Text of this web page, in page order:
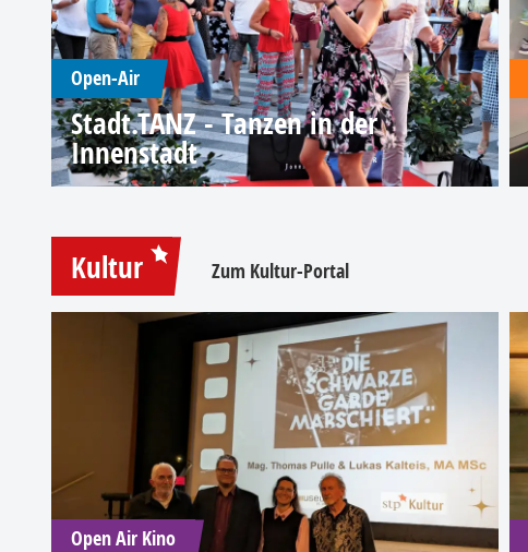
Open-Air
Stadt.TANZ - Tanzen in der
Innenstadt
Kultur Zum Kultur-Portal
Open Air Kino